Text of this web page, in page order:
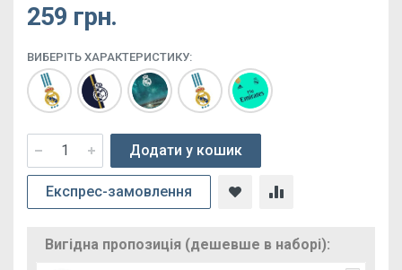
259 грн.
ВИБЕРІТЬ ХАРАКТЕРИСТИКУ:
Додати у кошик
Експрес-замовлення
Вигідна пропозиція (дешевше в наборі):